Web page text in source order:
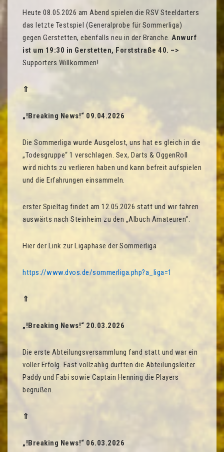
Heute 08.05.2026 am Abend spielen die RSV Steeldarters
das letzte Testspiel (Generalprobe für Sommerliga)
gegen Gerstetten, ebenfalls neu in der Branche. Anwurf
ist um 19:30 in Gerstetten, Forststraße 40. –>
Supporters Willkommen!
⇑
„!Breaking News!“ 09.04.2026
Die Sommerliga wurde Ausgelost, uns hat es gleich in die
„Todesgruppe“ 1 verschlagen. Sex, Darts & OggenRoll
wird nichts zu verlieren haben und kann befreit aufspielen
und die Erfahrungen einsammeln.
erster Spieltag findet am 12.05.2026 statt und wir fahren
auswärts nach Steinheim zu den „Albuch Amateuren“.
Hier der Link zur Ligaphase der Sommerliga
https://www.dvos.de/sommerliga.php?a_liga=1
⇑
„!Breaking News!“ 20.03.2026
Die erste Abteilungsversammlung fand statt und war ein
voller Erfolg. Fast vollzählig durften die Abteilungsleiter
Paddy und Fabi sowie Captain Henning die Players
begrüßen.
⇑
„!Breaking News!“ 06.03.2026